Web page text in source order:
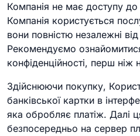
Компанія не має доступу
Компанія користується
вони повністю незалежні
Рекомендуємо
конфіденційності, перш ніж
Здійснюючи покупку,
банківської картки в
яка обробляє платіж. Далі
безпосередньо на сервер